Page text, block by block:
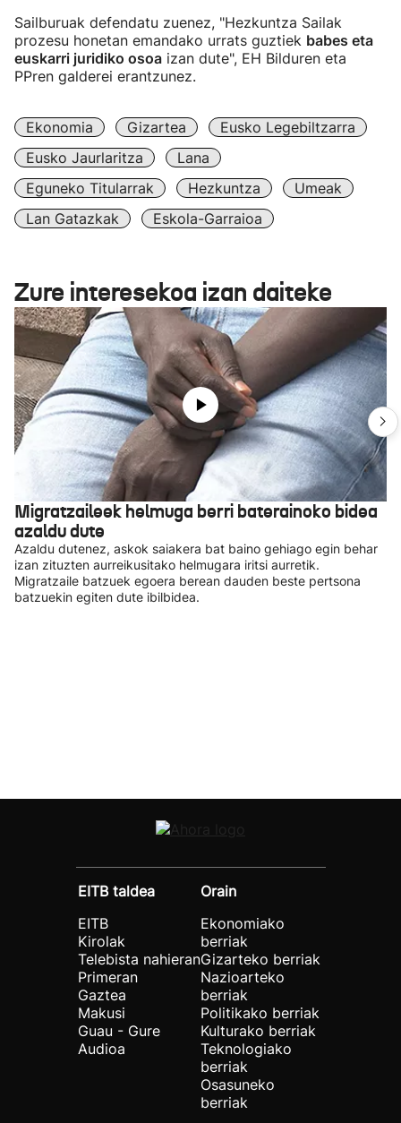
Sailburuak defendatu zuenez, "Hezkuntza Sailak
prozesu honetan emandako urrats guztiek babes eta
euskarri juridiko osoa izan dute", EH Bilduren eta
PPren galderei erantzunez.
Ekonomia Gizartea
Eusko Legebiltzarra
Eusko Jaurlaritza
Lana
Eguneko Titularrak
Hezkuntza
Umeak
Lan Gatazkak
Eskola-Garraioa
Zure interesekoa izan daiteke
Migratzaileek helmuga berri baterainoko bidea
azaldu dute
Azaldu dutenez, askok saiakera bat baino gehiago egin behar
izan zituzten aurreikusitako helmugara iritsi aurretik.
Migratzaile batzuek egoera berean dauden beste pertsona
batzuekin egiten dute ibilbidea.
EITB taldea
EITB
Kirolak
Telebista nahieran
Primeran
Gaztea
Makusi
Guau - Gure
Audioa
Orain
Ekonomiako
berriak
Gizarteko berriak
Nazioarteko
berriak
Politikako berriak
Kulturako berriak
Teknologiako
berriak
Osasuneko
berriak